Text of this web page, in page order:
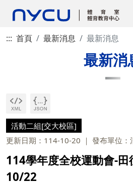
::: 首頁 最新消息 最新消息
最新消
活動二組[交大校區]
更新日期：114-10-20
發布單位：
114學年度全校運動會-
10/22